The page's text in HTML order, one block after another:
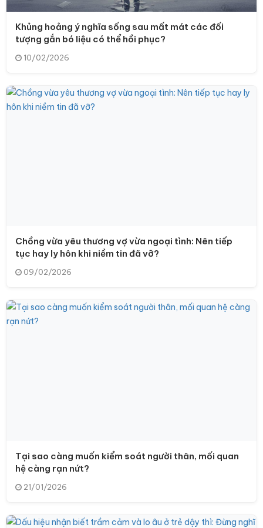
Khủng hoảng ý nghĩa sống sau mất mát các đối
tượng gắn bó liệu có thể hồi phục?
10/02/2026
Chồng vừa yêu thương vợ vừa ngoại tình: Nên tiếp
tục hay ly hôn khi niềm tin đã vỡ?
09/02/2026
Tại sao càng muốn kiểm soát người thân, mối quan
hệ càng rạn nứt?
21/01/2026